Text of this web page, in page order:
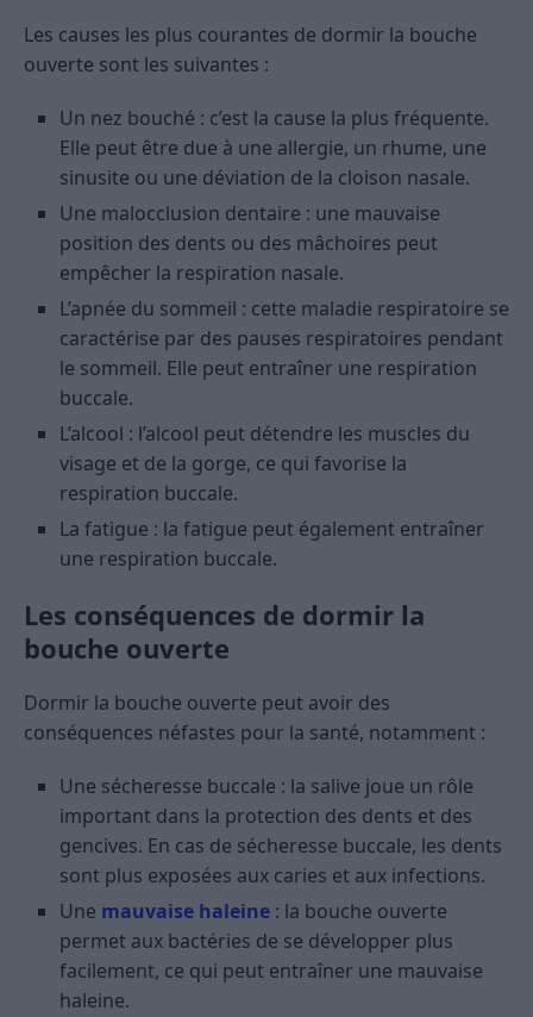
Les causes les plus courantes de dormir la bouche
ouverte sont les suivantes :
Un nez bouché : c’est la cause la plus fréquente.
Elle peut être due à une allergie, un rhume, une
sinusite ou une déviation de la cloison nasale.
Une malocclusion dentaire : une mauvaise
position des dents ou des mâchoires peut
empêcher la respiration nasale.
L’apnée du sommeil : cette maladie respiratoire se
caractérise par des pauses respiratoires pendant
le sommeil. Elle peut entraîner une respiration
buccale.
L’alcool : l’alcool peut détendre les muscles du
visage et de la gorge, ce qui favorise la
respiration buccale.
La fatigue : la fatigue peut également entraîner
une respiration buccale.
Les conséquences de dormir la
bouche ouverte
Dormir la bouche ouverte peut avoir des
conséquences néfastes pour la santé, notamment :
Une sécheresse buccale : la salive joue un rôle
important dans la protection des dents et des
gencives. En cas de sécheresse buccale, les dents
sont plus exposées aux caries et aux infections.
Une mauvaise haleine : la bouche ouverte
permet aux bactéries de se développer plus
facilement, ce qui peut entraîner une mauvaise
haleine.